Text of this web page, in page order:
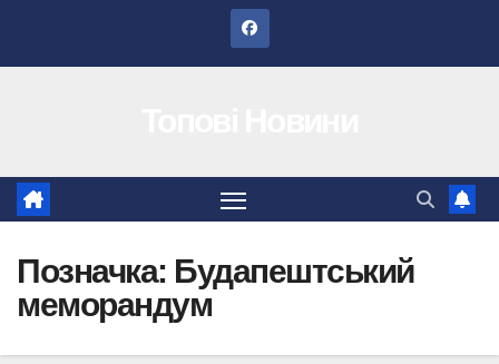
Позначка: Будапештський
меморандум